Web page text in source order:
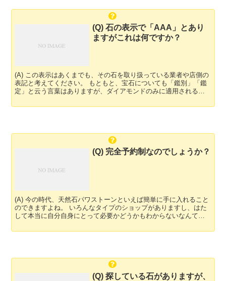
(Q) 石の表示で「AAA」とあり
ますがこれは何ですか？
(A) この表示はあくまでも、その石を取り扱っている業者や店側の
表記と考えてください。 もともと、宝石についても「鑑別」「鑑
定」と云う言葉はありますが、ダイアモンドのみに適用される物
(Q) 完全予約制なのでしょうか？
(A) 今の時代、天然石パワストーンといえば簡単に手に入れること
のできますよね。 いろんなタイプのショップがありますし、はた
して本当に自分自身にとって必要かどうかもわからないなんて方
(Q) 探している石がありますが、